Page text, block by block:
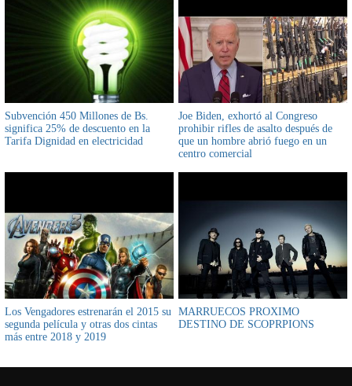
Subvención 450 Millones de Bs.
significa 25% de descuento en la
Tarifa Dignidad en electricidad
Joe Biden, exhortó al Congreso
prohibir rifles de asalto después de
que un hombre abrió fuego en un
centro comercial
Los Vengadores estrenarán el 2015 su
segunda película y otras dos cintas
más entre 2018 y 2019
MARRUECOS PROXIMO
DESTINO DE SCOPRPIONS